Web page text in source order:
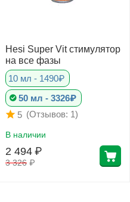
Hesi Super Vit стимулятор
на все фазы
10 мл - 1490₽
50 мл - 3326₽
(Отзывов: 1)
5
В наличии
3 326 ₽
2 494 ₽